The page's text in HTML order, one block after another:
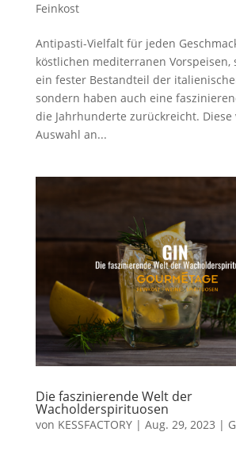
Feinkost
Antipasti-Vielfalt für jeden
köstlichen mediterranen
ein fester Bestandteil der
sondern haben auch eine
die Jahrhunderte zurückreicht. Diese
Auswahl an...
Die faszinierende Welt der
Wacholderspirituosen
von KESSFACTORY| Aug. 29, 2023 |